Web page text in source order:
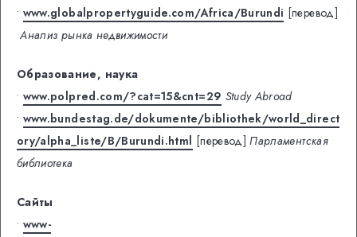
• www.globalpropertyguide.com/Africa/Burundi [перевод]
Анализ рынка недвижимости
Образование, наука
• www.polpred.com/?cat=15&cnt=29 Study Abroad
• www.bundestag.de/dokumente/bibliothek/world_direct
ory/alpha_liste/B/Burundi.html [перевод] Парламентская
библиотека
Сайты
• www-